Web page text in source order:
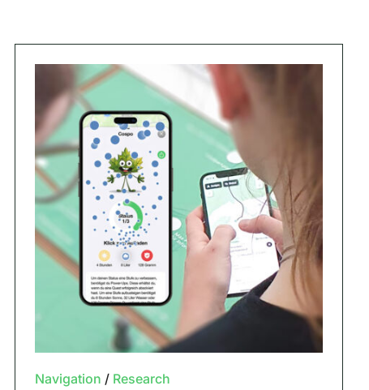
Navigation / Research